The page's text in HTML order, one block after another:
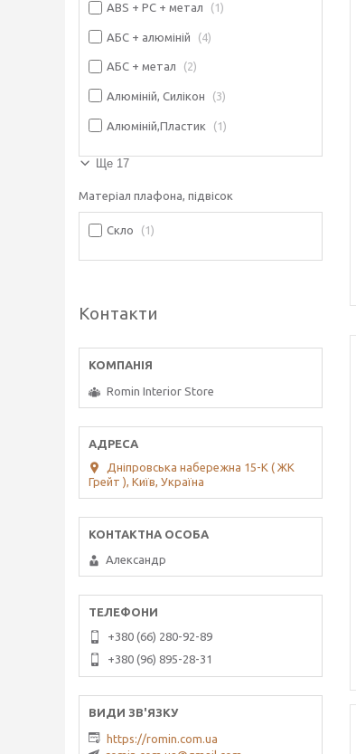
ABS + PC + метал 1
АБС + алюміній 4
АБС + метал 2
Алюміній, Силікон 3
Алюміній,Пластик 1
Ще 17
Матеріал плафона, підвісок
Скло 1
Контакти
Romin Interior Store
Дніпровська набережна 15-К ( ЖК
Грейт ), Київ, Україна
Александр
+380 (66) 280-92-89
+380 (96) 895-28-31
https://romin.com.ua